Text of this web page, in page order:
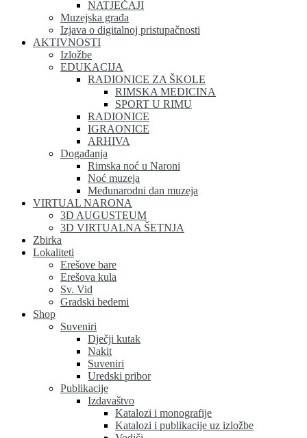
NATJEČAJI
Muzejska građa
Izjava o digitalnoj pristupačnosti
AKTIVNOSTI
Izložbe
EDUKACIJA
RADIONICE ZA ŠKOLE
RIMSKA MEDICINA
SPORT U RIMU
RADIONICE
IGRAONICE
ARHIVA
Događanja
Rimska noć u Naroni
Noć muzeja
Međunarodni dan muzeja
VIRTUAL NARONA
3D AUGUSTEUM
3D VIRTUALNA ŠETNJA
Zbirka
Lokaliteti
Erešove bare
Erešova kula
Sv. Vid
Gradski bedemi
Shop
Suveniri
Dječji kutak
Nakit
Suveniri
Uredski pribor
Publikacije
Izdavaštvo
Katalozi i monografije
Katalozi i publikacije uz izložbe